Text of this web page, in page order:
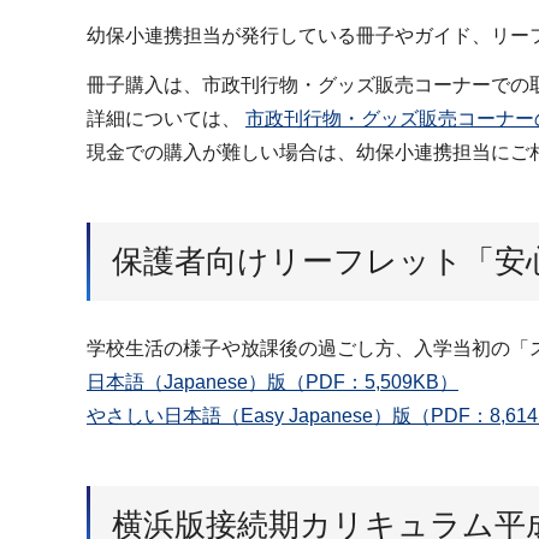
幼保小連携担当が発行している冊子やガイド、
冊子購入は、市政刊行物・グッズ販売コーナーでの
詳細については、 市政刊行物・グッズ販売コーナー
現金での購入が難しい場合は、幼保小連携担当に
保護者向けリーフレット「
学校生活の様子や放課後の過ごし方、入学当初の
日本語（Japanese）版（PDF：5,509KB）
やさしい日本語（Easy Japanese）版（PDF：
横浜版接続期カリキュラム平